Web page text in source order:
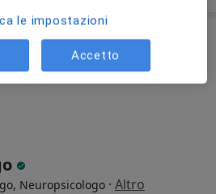
Neuropsicologo · Altro
le impostazioni
Accetto